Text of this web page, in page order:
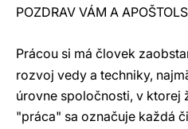
POZDRAV VÁM A
Prácou si má človek
rozvoj vedy a techniky,
úrovne spoločnosti, v ktorej
"práca" sa označuje každá